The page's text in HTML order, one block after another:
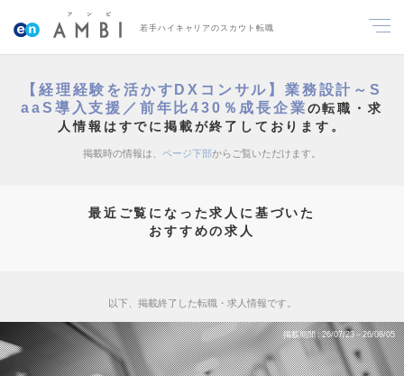
若手ハイキャリアのスカウト転職
【経理経験を活かすDXコンサル】業務設計～S
aaS導入支援／前年比430％成長企業の転職・求
人情報はすでに掲載が終了しております。
掲載時の情報は、 ページ下部からご覧いただけます。
最近ご覧になった求人に基づいた
おすすめの求人
以下、掲載終了した転職・求人情報です。
掲載期間 26/07/23～26/08/05